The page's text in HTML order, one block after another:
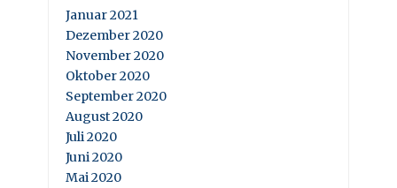
Januar 2021
Dezember 2020
November 2020
Oktober 2020
September 2020
August 2020
Juli 2020
Juni 2020
Mai 2020